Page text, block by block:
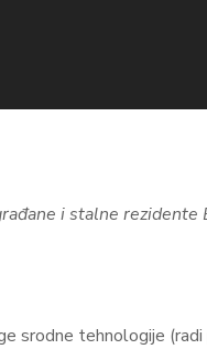
i stalne rezidente
srodne tehnologije